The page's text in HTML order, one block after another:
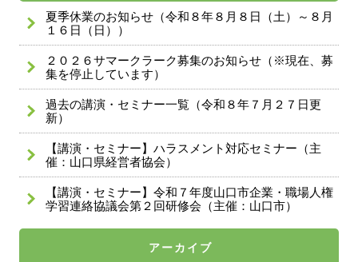
夏季休業のお知らせ（令和８年８月８日（土）～８月
１６日（日））
２０２６サマークラーク募集のお知らせ（※現在、募
集を停止しています）
過去の講演・セミナー一覧（令和８年７月２７日更
新）
【講演・セミナー】ハラスメント対応セミナー（主
催：山口県経営者協会）
【講演・セミナー】令和７年度山口市企業・職場人権
学習連絡協議会第２回研修会（主催：山口市）
アーカイブ